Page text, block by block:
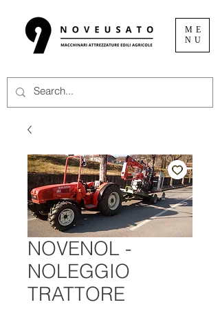
ME
NU
NOVENOL -
NOLEGGIO
TRATTORE